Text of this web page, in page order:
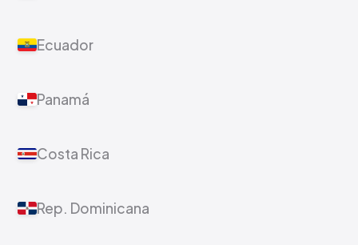
Ecuador
Panamá
Costa Rica
Rep. Dominicana